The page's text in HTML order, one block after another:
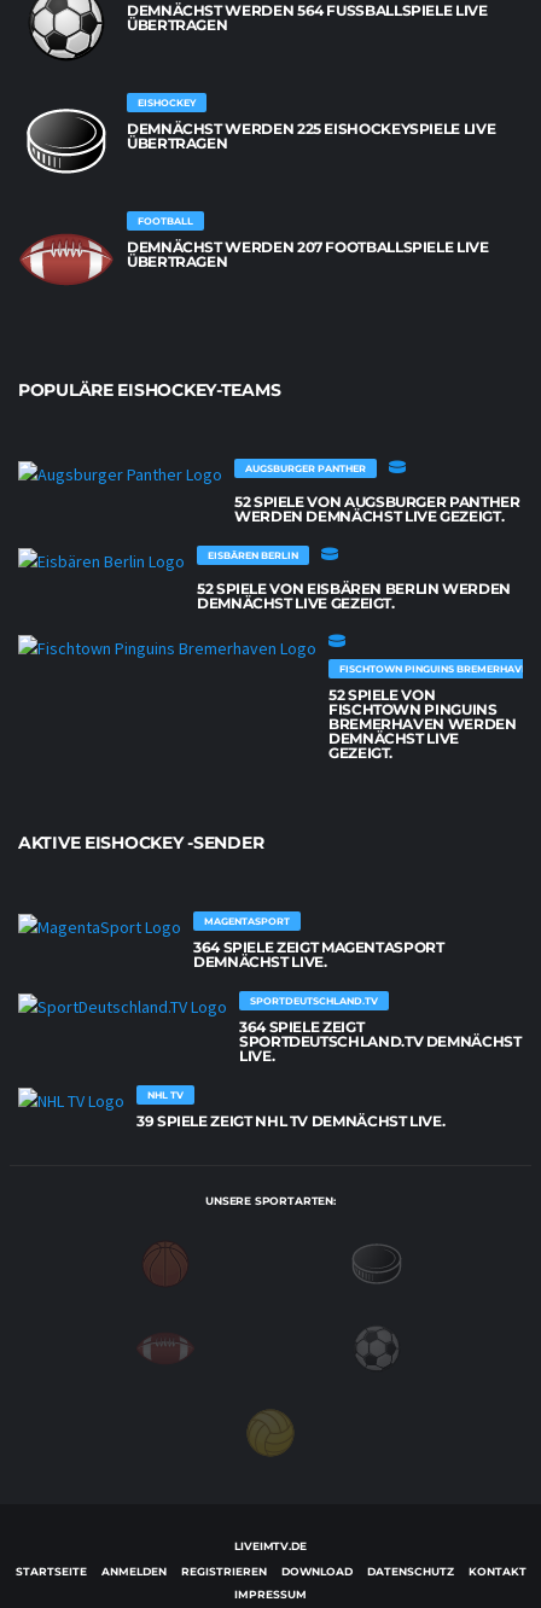
DEMNÄCHST WERDEN 564 FUSSBALLSPIELE LIVE Ü
BERTRAGEN
EISHOCKEY
DEMNÄCHST WERDEN 225 EISHOCKEYSPIELE LIVE
ÜBERTRAGEN
FOOTBALL
DEMNÄCHST WERDEN 207 FOOTBALLSPIELE LIVE
ÜBERTRAGEN
POPULÄRE EISHOCKEY-TEAMS
AUGSBURGER PANTHER
52 SPIELE VON AUGSBURGER PANTHER
WERDEN DEMNÄCHST LIVE GEZEIGT.
EISBÄREN BERLIN
52 SPIELE VON EISBÄREN BERLIN WERDEN
DEMNÄCHST LIVE GEZEIGT.
FISCHTOWN PINGUINS BREMERHAVEN
52 SPIELE VON
FISCHTOWN PINGUINS
BREMERHAVEN WERDEN
DEMNÄCHST LIVE
GEZEIGT.
AKTIVE EISHOCKEY -SENDER
MAGENTASPORT
364 SPIELE ZEIGT MAGENTASPORT
DEMNÄCHST LIVE.
SPORTDEUTSCHLAND.TV
364 SPIELE ZEIGT
SPORTDEUTSCHLAND.TV DEMNÄCHST
LIVE.
NHL TV
39 SPIELE ZEIGT NHL TV DEMNÄCHST LIVE.
UNSERE SPORTARTEN:
LIVEIMTV.DE
STARTSEITE
ANMELDEN REGISTRIEREN DOWNLOAD DATENSCHUTZ
KONTAKT
IMPRESSUM